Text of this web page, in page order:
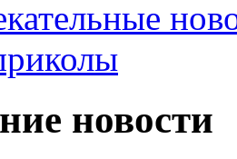
новости